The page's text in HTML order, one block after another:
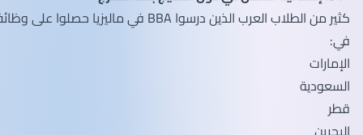
كثير من الطلاب العرب الذين درسوا BBA في ماليزيا حصلوا على وظائف
في:
الإمارات
السعودية
قطر